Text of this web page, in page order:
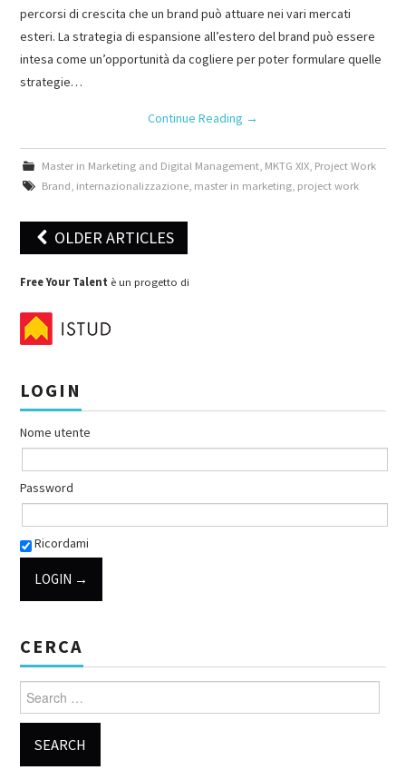
percorsi di crescita che un brand può attuare nei vari mercati
esteri. La strategia di espansione all’estero del brand può essere
intesa come un’opportunità da cogliere per poter formulare quelle
strategie…
Continue Reading →
Master in Marketing and Digital Management, MKTG XIX, Project Work
Brand internazionalizzazione, master in marketing, project work
Post navigation
OLDER ARTICLES
Free Your Talent è un progetto di
LOGIN
Nome utente
Password
Ricordami
CERCA
Search for: